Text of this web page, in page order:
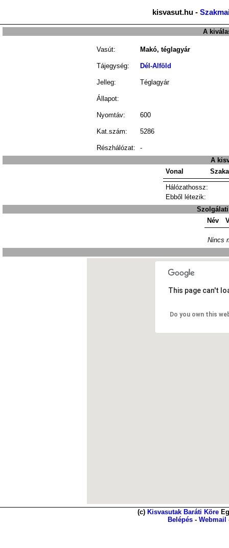
kisvasut.hu -
A
Vasút: Makó, téglagyár
Tájegység: Dél-Alföld
Jelleg: Téglagyár
Állapot:
Nyomtáv: 600
Kat.szám: 5286
Részhálózat:
-
A
Vonal
Hálózathossz:
Ebből létezik:
Név
Nincs
This page can't
Do you own this
(c) Kisvasutak Baráti Köre
Belépés - Webmail